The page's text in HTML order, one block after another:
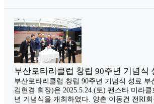
부산로타리클럽 창립 90주년 기념식
부산로타리클럽 창립 90주년 기념식 성료 부
김현겸 회장)은 2025.5.24.(토) 팬스타 미라
년 기념식을 개최하였다. 양촌 이동건 전RI